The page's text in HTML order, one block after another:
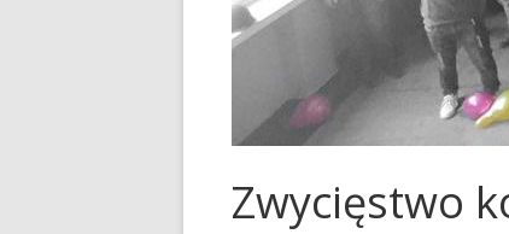
SAMORZĄD SZKOLNY
RODO
PODRĘCZNIKI NA
2026/2027
KALENDARZ ROKU
2025/2026
UBEZPIECZENIE NA
Zwycięstwo